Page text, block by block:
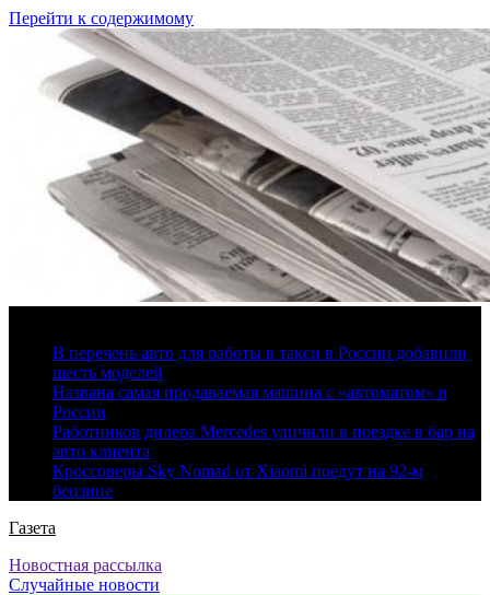
Перейти к содержимому
В перечень авто для работы в такси в России добавили
шесть моделей
Названа самая продаваемая машина с «автоматом» в
России
Работников дилера Mercedes уличили в поездке в бар на
авто клиента
Кроссоверы Sky Nomad от Xiaomi поедут на 92-м
бензине
Газета
Новостная рассылка
Случайные новости